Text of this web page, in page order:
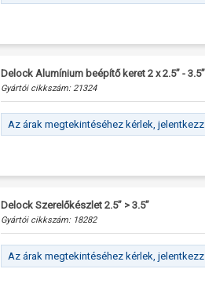
Delock Alumínium beépítő keret 2 x 2.5” -
Gyártói cikkszám:21324
Az árak megtekintéséhez kérlek,
Delock Szerelőkészlet 2.5” > 3.5”
Gyártói cikkszám: 18282
Az árak megtekintéséhez kérlek,